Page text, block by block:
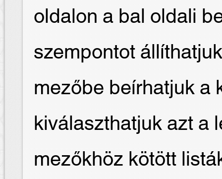
oldalon a bal oldali
szempontot
mezőbe beírhatjuk a
kiválaszthatjuk azt a
mezőkhöz kötött